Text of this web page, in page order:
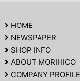
HOME
NEWSPAPER
SHOP INFO
ABOUT MORIHICO
COMPANY PROFILE